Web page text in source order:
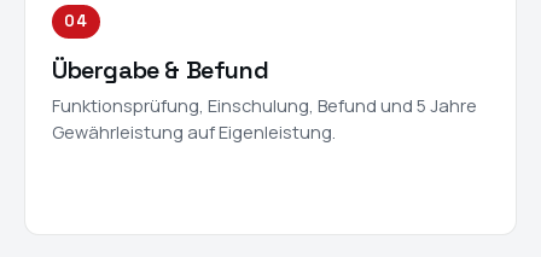
04
Übergabe & Befund
Funktionsprüfung, Einschulung, Befund und 5 Jahre
Gewährleistung auf Eigenleistung.